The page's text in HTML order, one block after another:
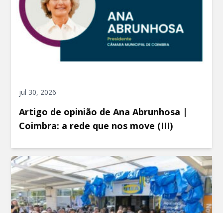
jul 30, 2026
Artigo de opinião de Ana Abrunhosa |
Coimbra: a rede que nos move (III)